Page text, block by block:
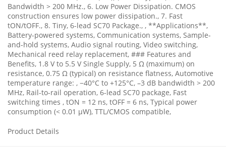
Bandwidth > 200 MHz., 6. Low Power Dissipation. CMOS
construction ensures low power dissipation., 7. Fast
tON/tOFF., 8. Tiny, 6-lead SC70 Package., , **Applications**,
Battery-powered systems, Communication systems, Sample-
and-hold systems, Audio signal routing, Video switching,
Mechanical reed relay replacement, ### Features and
Benefits, 1.8 V to 5.5 V Single Supply, 5 Ω (maximum) on
resistance, 0.75 Ω (typical) on resistance flatness, Automotive
temperature range: , −40°C to +125°C, –3 dB bandwidth > 200
MHz, Rail-to-rail operation, 6-lead SC70 package, Fast
switching times , tON = 12 ns, tOFF = 6 ns, Typical power
consumption (< 0.01 μW), TTL/CMOS compatible,
Product Details